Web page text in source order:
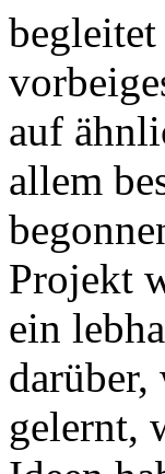
auf
allem
Projekt
ein
gelernt,